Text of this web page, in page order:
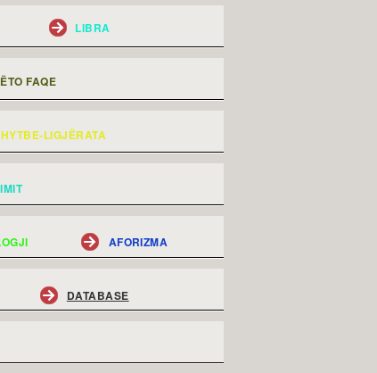
LIBRA
FAQE
HYTBE-LIGJËRATA
AFORIZMA
DATABASE